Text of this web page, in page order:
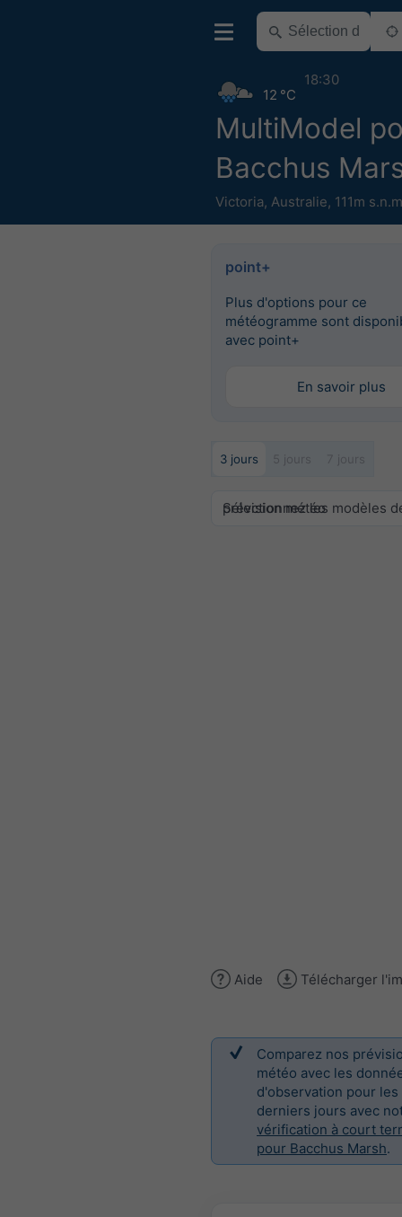
MultiModel
Bacchus
Victoria, Australie, 111m
12 °C
18:30
point+
Plus d'options pour ce
météogramme sont
avec point+
En savoir plus
3 jours 5 jours 7 jours
Sélectionnez les modèles de prévision météo
Aide Télécharger
Comparez nos
météo avec les
d'observation pour les
derniers jours avec
vérification à court
pour Bacchus Marsh.